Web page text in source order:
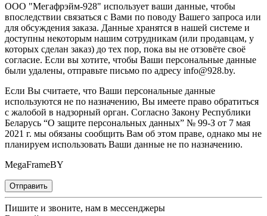
ООО "Мегафрэйм-928" использует ваши данные, чтобы
впоследствии связаться с Вами по поводу Вашего запроса или
для обсуждения заказа. Данные хранятся в нашей системе и
доступны некоторым нашим сотрудникам (или продавцам, у
которых сделан заказ) до тех пор, пока вы не отзовёте своё
согласие. Если вы хотите, чтобы Ваши персональные данные
были удалены, отправьте письмо по адресу info@928.by.
Если Вы считаете, что Ваши персональные данные
используются не по назначению, Вы имеете право обратиться
с жалобой в надзорный орган. Согласно Закону Республики
Беларусь “О защите персональных данных” № 99-З от 7 мая
2021 г. мы обязаны сообщить Вам об этом праве, однако мы не
планируем использовать Ваши данные не по назначению.
MegaFrameBY
Отправить
Пишите и звоните, нам в мессенджеры